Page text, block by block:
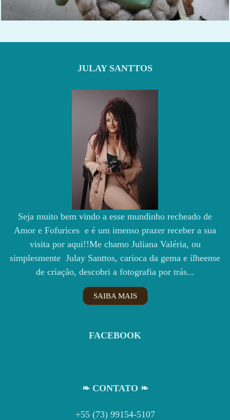
1153 12
JULAY SANTTOS
Seja muito bem vindo a esse mundinho recheado de
Amor e Fofurices e é um imenso prazer receber a sua
visita por aqui!!Me chamo Juliana Valéria, ou
simplesmente Julay Santtos, carioca da gema e ilheense
de criação, descobri a fotografia por trás...
SAIBA MAIS
FACEBOOK
❧ CONTATO ❧
+55 (73) 99154-5107